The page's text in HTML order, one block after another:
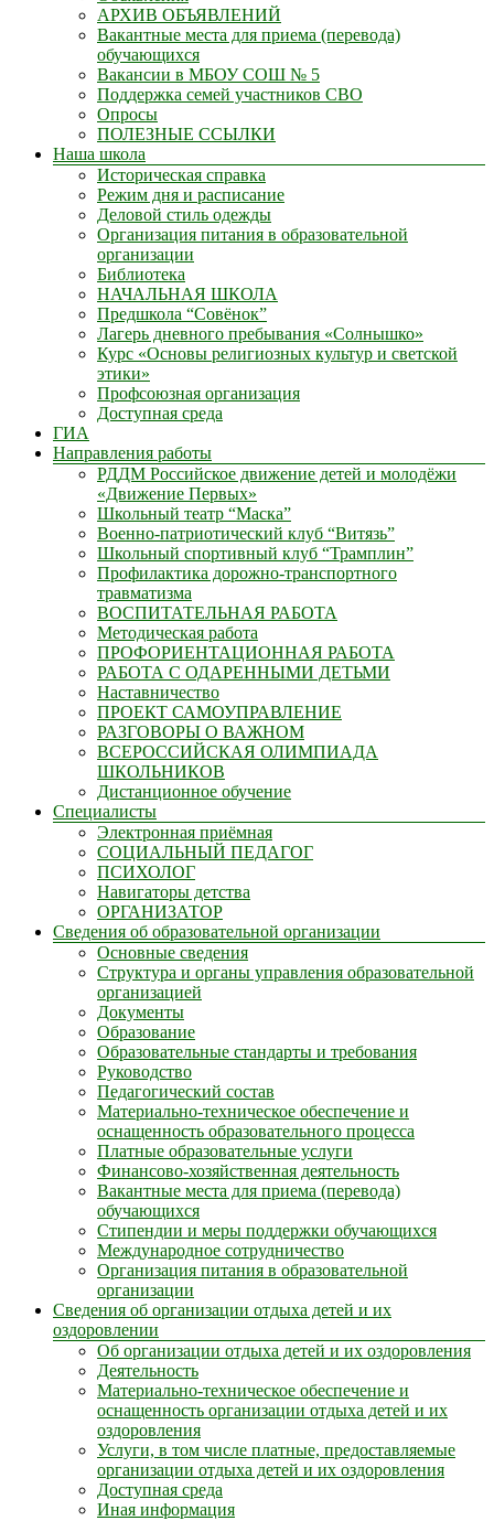
АРХИВ ОБЪЯВЛЕНИЙ
Вакантные места для приема (перевода)
обучающихся
Вакансии в МБОУ СОШ № 5
Поддержка семей участников СВО
Опросы
ПОЛЕЗНЫЕ ССЫЛКИ
Наша школа
Историческая справка
Режим дня и расписание
Деловой стиль одежды
Организация питания в образовательной
организации
Библиотека
НАЧАЛЬНАЯ ШКОЛА
Предшкола “Совёнок”
Лагерь дневного пребывания «Солнышко»
Курс «Основы религиозных культур и светской
этики»
Профсоюзная организация
Доступная среда
ГИА
Направления работы
РДДМ Российское движение детей и молодёжи
«Движение Первых»
Школьный театр “Маска”
Военно-патриотический клуб “Витязь”
Школьный спортивный клуб “Трамплин”
Профилактика дорожно-транспортного
травматизма
ВОСПИТАТЕЛЬНАЯ РАБОТА
Методическая работа
ПРОФОРИЕНТАЦИОННАЯ РАБОТА
РАБОТА С ОДАРЕННЫМИ ДЕТЬМИ
Наставничество
ПРОЕКТ САМОУПРАВЛЕНИЕ
РАЗГОВОРЫ О ВАЖНОМ
ВСЕРОССИЙСКАЯ ОЛИМПИАДА
ШКОЛЬНИКОВ
Дистанционное обучение
Специалисты
Электронная приёмная
СОЦИАЛЬНЫЙ ПЕДАГОГ
ПСИХОЛОГ
Навигаторы детства
ОРГАНИЗАТОР
Сведения об образовательной организации
Основные сведения
Структура и органы управления образовательной
организацией
Документы
Образование
Образовательные стандарты и требования
Руководство
Педагогический состав
Материально-техническое обеспечение и
оснащенность образовательного процесса
Платные образовательные услуги
Финансово-хозяйственная деятельность
Вакантные места для приема (перевода)
обучающихся
Стипендии и меры поддержки обучающихся
Международное сотрудничество
Организация питания в образовательной
организации
Сведения об организации отдыха детей и их
оздоровлении
Об организации отдыха детей и их оздоровления
Деятельность
Материально-техническое обеспечение и
оснащенность организации отдыха детей и их
оздоровления
Услуги, в том числе платные, предоставляемые
организации отдыха детей и их оздоровления
Доступная среда
Иная информация